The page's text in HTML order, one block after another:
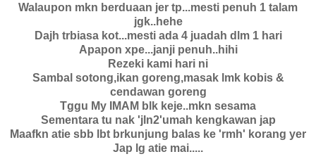
Walaupon mkn berduaan jer tp...mesti penuh 1 talam
jgk..hehe
Dajh trbiasa kot...mesti ada 4 juadah dlm 1 hari
Apapon xpe...janji penuh..hihi
Rezeki kami hari ni
Sambal sotong,ikan goreng,masak lmk kobis &
cendawan goreng
Tggu My IMAM blk keje..mkn sesama
Sementara tu nak 'jln2'umah kengkawan jap
Maafkn atie sbb lbt brkunjung balas ke 'rmh' korang yer
Jap lg atie mai.....